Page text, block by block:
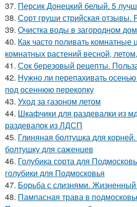
37. Персик Донецкий белый. 5
38. Сорт груши стрийская отзывы.
39. Очистка воды в загородном
40. Как часто поливать комнатные
комнатных растений весной,
41. Сок березовый рецепты.
42. Нужно ли перепахивать
под осеннюю перекопку
43. Уход за газоном летом
44. Шкафчики для раздевалки из
раздевалок из ЛДСП
45. Глиняная болтушка для
болтушку для саженцев
46. Голубика сорта для
голубики для Подмосковья
47. Борьба с слизнями.
48. Пампасная трава в